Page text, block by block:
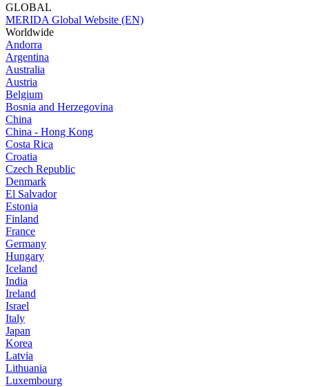
GLOBAL
MERIDA Global Website (EN)
Worldwide
Andorra
Argentina
Australia
Austria
Belgium
Bosnia and Herzegovina
China
China - Hong Kong
Costa Rica
Croatia
Czech Republic
Denmark
El Salvador
Estonia
Finland
France
Germany
Hungary
Iceland
India
Ireland
Israel
Italy
Japan
Korea
Latvia
Lithuania
Luxembourg